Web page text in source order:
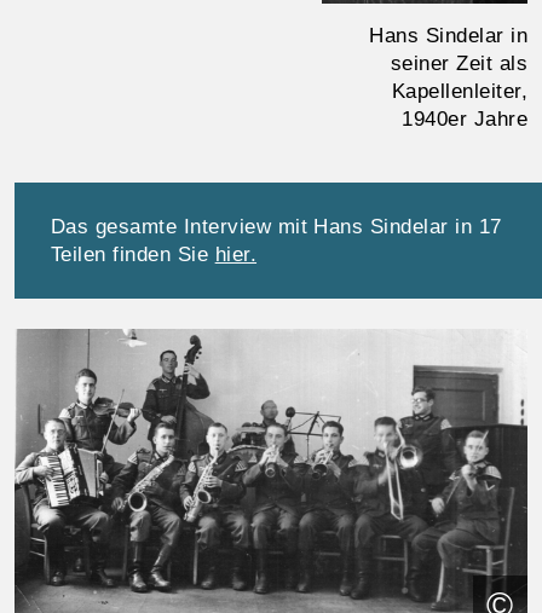
Hans Sindelar in
seiner Zeit als
Kapellenleiter,
1940er Jahre
Das gesamte Interview mit Hans Sindelar in 17
Teilen finden Sie hier.